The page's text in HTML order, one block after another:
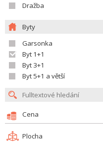
Dražba
Byty
Garsonka
Byt 1+1
Byt 3+1
Byt 5+1 a větší
Cena
Plocha